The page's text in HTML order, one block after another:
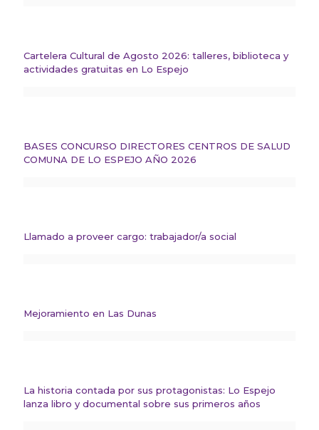
Cartelera Cultural de Agosto 2026: talleres, biblioteca y
actividades gratuitas en Lo Espejo
BASES CONCURSO DIRECTORES CENTROS DE SALUD
COMUNA DE LO ESPEJO AÑO 2026
Llamado a proveer cargo: trabajador/a social
Mejoramiento en Las Dunas
La historia contada por sus protagonistas: Lo Espejo
lanza libro y documental sobre sus primeros años